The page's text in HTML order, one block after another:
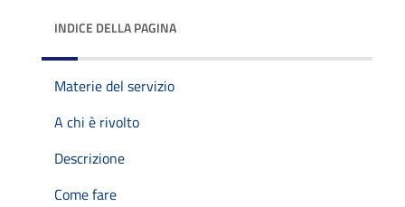
INDICE DELLA PAGINA
Materie del servizio
A chi è rivolto
Descrizione
Come fare